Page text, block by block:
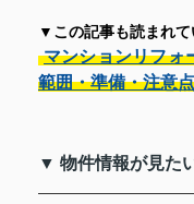
▼この記事も読まれて
マンションリフォ
範囲・準備・注意
▼ 物件情報が見た